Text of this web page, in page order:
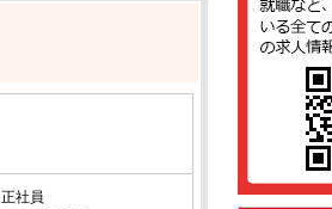
正社員